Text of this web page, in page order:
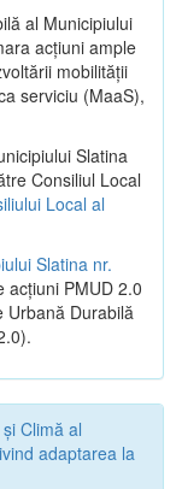
al Municipiului
acțiuni ample
mobilității
serviciu (MaaS),
Slatina
Consiliul Local
Local al
Slatina nr.
acțiuni PMUD 2.0
Urbană Durabilă
Climă al
adaptarea la